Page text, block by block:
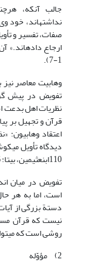
جالب آنکه،
نداشته‏اند، خود
صفات، تفسیر و
1-7).
وهابیت معاصر نیز
تفویض در پیش
نظریات اهل بدعت
اعتقاد وهابیون:
110ابن‏عثیمین، بی‏تا: 176).
تفویض در میان
است، اما به هر
دستة بزرگی از
نیست که قرآن
روشی است که
2) مؤوّله